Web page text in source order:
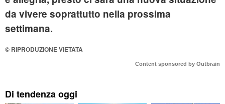
da vivere soprattutto nella prossima
settimana.
© RIPRODUZIONE VIETATA
Content sponsored by Outbrain
Di tendenza oggi